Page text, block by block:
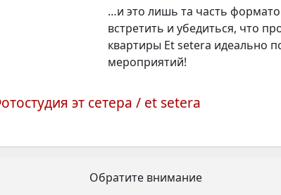
…и это лишь та часть
встретить и убедиться, что
квартиры Et setera идеально
мероприятий!
эт сетера / et setera
Обратите внимание